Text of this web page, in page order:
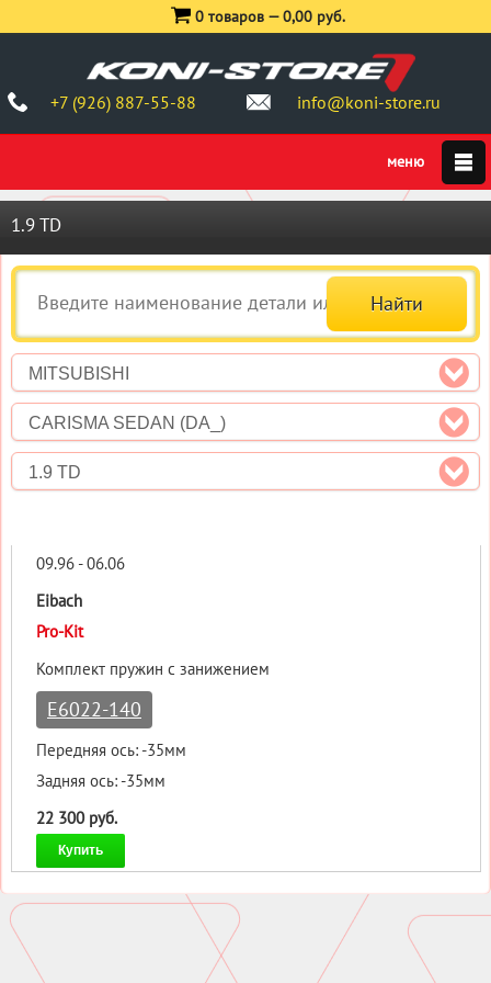
+7 (926) 887-55-88 info@koni-store.ru
0 товаров —0,00 руб.
1.9 TD
MITSUBISHI
CARISMA SEDAN (DA_)
1.9 TD
09.96 - 06.06
Eibach
Pro-Kit
Комплект пружин с занижением
E6022-140
Передняя ось: -35мм
Задняя ось: -35мм
22 300 руб.
Купить